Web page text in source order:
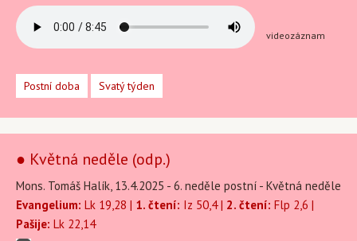
videozáznam
Postní doba Svatý týden
● Květná neděle (odp.)
Mons. Tomáš Halík, 13.4.2025 - 6. neděle postní - Květná neděle
Evangelium: Lk 19,28 | 1. čtení: Iz 50,4 | 2. čtení: Flp 2,6 |
Pašije: Lk 22,14